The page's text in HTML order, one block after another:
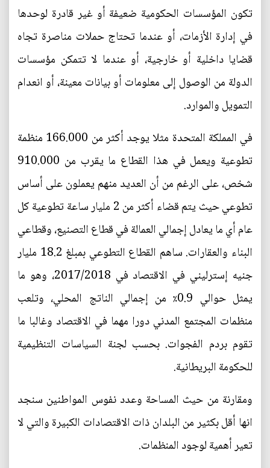
تكون المؤسسات الحكومية ضعيفة أو غير قادرة لوحدها
في إدارة الأزمات، أو عندما تحتاج حملات مناصرة تجاه
قضايا داخلية أو خارجية، أو عندما لا تتمكن مؤسسات
الدولة من الوصول إلى معلومات أو بيانات معينة، أو انعدام
التمويل والموارد.
في المملكة المتحدة مثلا يوجد أكثر من 166.000 منظمة
تطوعية ويعمل في هذا القطاع ما يقرب من 910.000
شخص، على الرغم من أن العديد منهم يعملون على أساس
تطوعي حيث يتم قضاء أكثر من 2 مليار ساعة تطوعية كل
عام أي ما يعادل إجمالي العمالة في قطاع التصنيع، وقطاعي
البناء والعقارات. ساهم القطاع التطوعي بمبلغ 18.2 مليار
جنيه إسترليني في الاقتصاد في 2017/2018، وهو ما
يمثل حوالي 0.9٪ من إجمالي الناتج المحلي، وتلعب
منظمات المجتمع المدني دورا مهما في الاقتصاد وغالبا ما
تقوم بردم الفجوات. بحسب لجنة السياسات التنظيمية
للحكومة البريطانية.
ومقارنة من حيث المساحة وعدد نفوس المواطنين سنجد
انها أقل بكثير من البلدان ذات الاقتصادات الكبيرة والتي لا
تعير أهمية لوجود المنظمات.